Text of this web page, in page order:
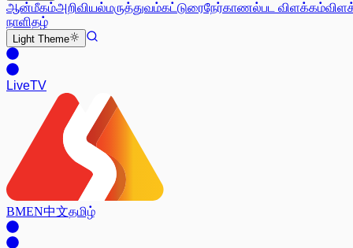
ஆன்மீகம்அறிவியல்மருத்துவம்கட்டுரைநேர்காணல்பட விளக்கம்
நாளிதழ்
Light Theme
LiveTV
BMEN中文தமிழ்